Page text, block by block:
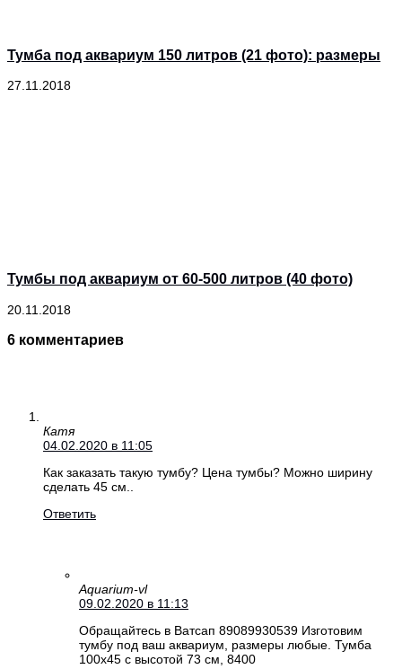
Тумба под аквариум 150 литров (21 фото): размеры
27.11.2018
Тумбы под аквариум от 60-500 литров (40 фото)
20.11.2018
6 комментариев
Катя
04.02.2020 в 11:05
Как заказать такую тумбу? Цена тумбы? Можно ширину
сделать 45 см..
Ответить
Aquarium-vl
09.02.2020 в 11:13
Обращайтесь в Ватсап 89089930539 Изготовим
тумбу под ваш аквариум, размеры любые. Тумба
100х45 с высотой 73 см, 8400